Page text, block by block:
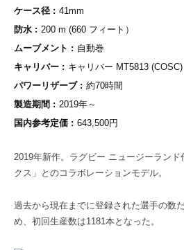
ケース径
41mm
防水
200 m (660 フィート）
ムーブメント
自動巻
キャリバー
キャリバー MT5813 (COSC)
パワーリザーブ
約70時間
製造期間
2019年～
国内参考定価
643,500円
2019年新作。ラグビー ニュージーラン
クス」とのコラボレーションモデル。
過去から現在までに登録された選手の数
め、初回生産数は1181本となった。